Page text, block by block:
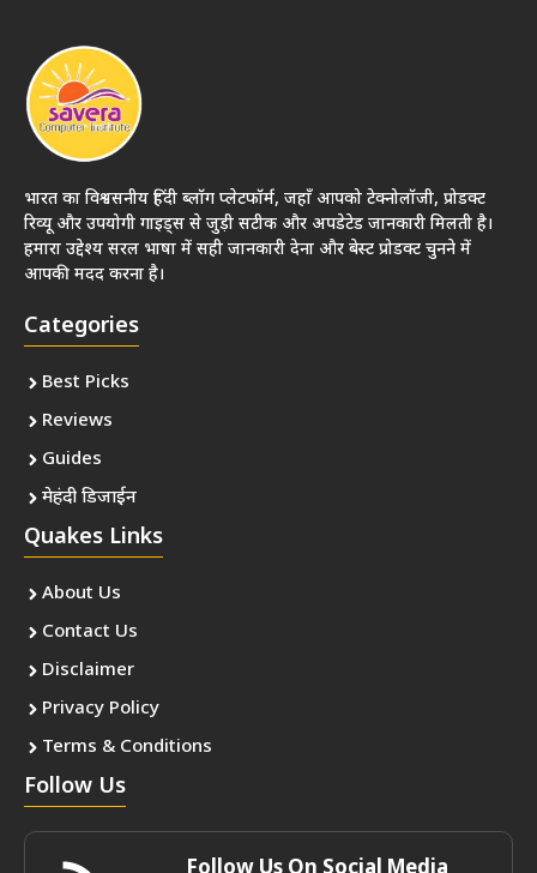
भारत का विश्वसनीय हिंदी ब्लॉग प्लेटफॉर्म, जहाँ आपको टेक्नोलॉजी, प्रोडक्ट
रिव्यू और उपयोगी गाइड्स से जुड़ी सटीक और अपडेटेड जानकारी मिलती है।
हमारा उद्देश्य सरल भाषा में सही जानकारी देना और बेस्ट प्रोडक्ट चुनने में
आपकी मदद करना है।
Categories
Best Picks
Reviews
Guides
मेहंदी डिजाईन
Quakes Links
About Us
Contact Us
Disclaimer
Privacy Policy
Terms & Conditions
Follow Us